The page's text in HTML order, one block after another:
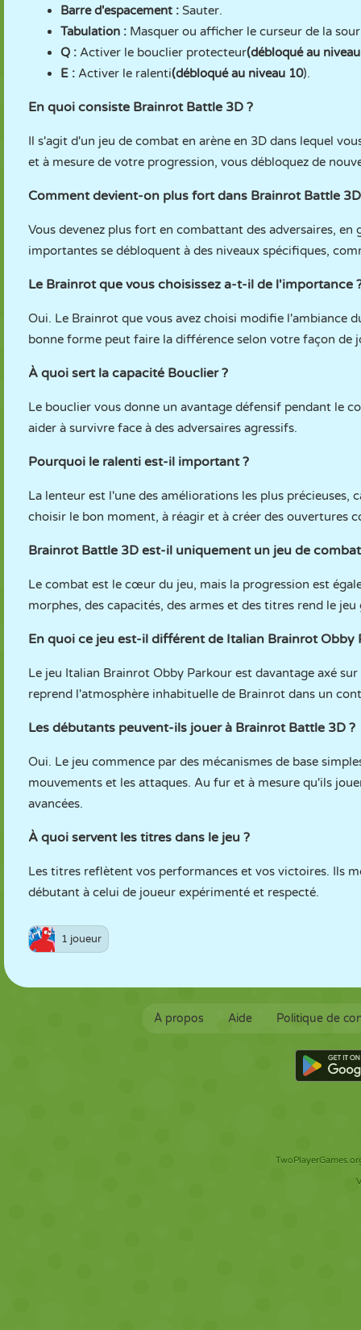
Barre d'espacement : Sauter.
Tabulation : Masquer ou afficher le curseur de la
Q : Activer le bouclier protecteur(débloqué au
E : Activer le ralenti(débloqué au niveau 10).
En quoi consiste Brainrot Battle 3D ?
Il s'agit d'un jeu de combat en arène en 3D dans lequel
et à mesure de votre progression, vous débloquez de
Comment devient-on plus fort dans Brainrot Battle
Vous devenez plus fort en combattant des adversaires,
importantes se débloquent à des niveaux spécifiques,
Le Brainrot que vous choisissez a-t-il de l'importance
Oui. Le Brainrot que vous avez choisi modifie l'ambiance
bonne forme peut faire la différence selon votre façon de
À quoi sert la capacité Bouclier ?
Le bouclier vous donne un avantage défensif pendant le
aider à survivre face à des adversaires agressifs.
Pourquoi le ralenti est-il important ?
La lenteur est l'une des améliorations les plus
choisir le bon moment, à réagir et à créer des ouvertures
Brainrot Battle 3D est-il uniquement un jeu de
Le combat est le cœur du jeu, mais la progression est
morphes, des capacités, des armes et des titres rend le
En quoi ce jeu est-il différent de Italian Brainrot Obby
Le jeu Italian Brainrot Obby Parkour est davantage axé
reprend l'atmosphère inhabituelle de Brainrot dans un
Les débutants peuvent-ils jouer à Brainrot Battle 3D ?
Oui. Le jeu commence par des mécanismes de base
mouvements et les attaques. Au fur et à mesure qu'ils
avancées.
À quoi servent les titres dans le jeu ?
Les titres reflètent vos performances et vos victoires. Ils
débutant à celui de joueur expérimenté et respecté.
1 joueur
À propos Aide Politique de